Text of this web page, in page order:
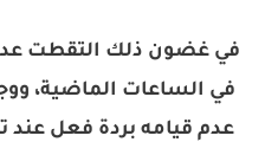
في غضون ذلك التقطت
في الساعات الماضية،
عدم قيامه بردة فعل عند